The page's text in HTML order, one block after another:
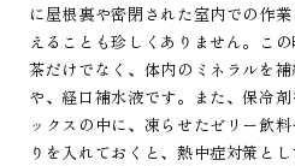
に屋根裏や密閉された室内での作
えることも珍しくありません。こ
茶だけでなく、体内のミネラルを
や、経口補水液です。また、保冷
ックスの中に、凍らせたゼリー飲
りを入れておくと、熱中症対策と